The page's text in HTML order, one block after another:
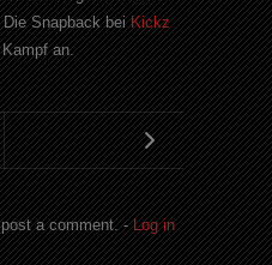
Die Snapback beiKickz
an.
a comment. -Log in